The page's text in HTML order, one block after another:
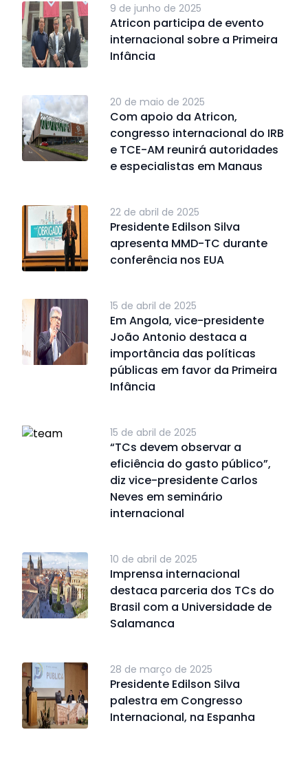
9 de junho de 2025
Atricon participa de evento
internacional sobre a Primeira
Infância
20 de maio de 2025
Com apoio da Atricon,
congresso internacional do IRB
e TCE-AM reunirá autoridades
e especialistas em Manaus
22 de abril de 2025
Presidente Edilson Silva
apresenta MMD-TC durante
conferência nos EUA
15 de abril de 2025
Em Angola, vice-presidente
João Antonio destaca a
importância das políticas
públicas em favor da Primeira
Infância
15 de abril de 2025
“TCs devem observar a
eficiência do gasto público”,
diz vice-presidente Carlos
Neves em seminário
internacional
10 de abril de 2025
Imprensa internacional
destaca parceria dos TCs do
Brasil com a Universidade de
Salamanca
28 de março de 2025
Presidente Edilson Silva
palestra em Congresso
Internacional, na Espanha